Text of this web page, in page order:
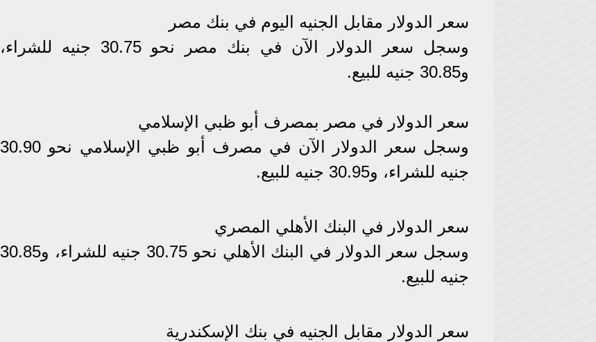
سعر الدولار مقابل الجنيه اليوم في بنك مصر
وسجل سعر الدولار الآن في بنك مصر نحو 30.75 جنيه للشراء،
و30.85 جنيه للبيع.
سعر الدولار في مصر بمصرف أبو ظبي الإسلامي
وسجل سعر الدولار الآن في مصرف أبو ظبي الإسلامي نحو 30.90
جنيه للشراء، و30.95 جنيه للبيع.
سعر الدولار في البنك الأهلي المصري
وسجل سعر الدولار في البنك الأهلي نحو 30.75 جنيه للشراء، و30.85
جنيه للبيع.
سعر الدولار مقابل الجنيه في بنك الإسكندرية